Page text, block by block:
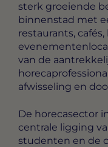
sterk groeiende
binnenstad met
restaurants,
van de
afwisseling en
De horecasector
centrale ligging
studenten en de